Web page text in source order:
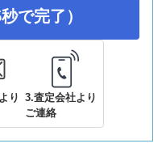
で完了）
り 3.査定会社より
ご連絡